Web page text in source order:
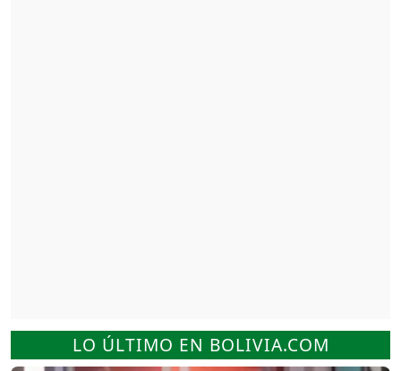
LO ÚLTIMO EN BOLIVIA.COM